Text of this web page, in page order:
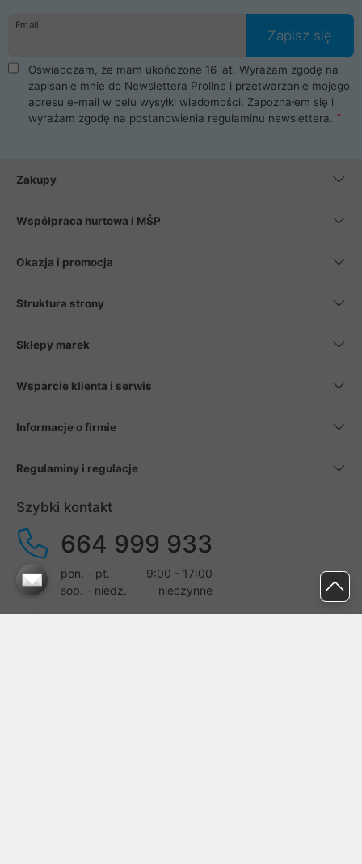
Email
Zapisz się
Oświadczam, że mam ukończone 16 lat. Wyrażam zgodę na
zapisanie mnie do Newslettera Proline i przetwarzanie mojego
adresu e-mail w celu wysyłki wiadomości. Zapoznałem się i
wyrażam zgodę na postanowienia regulaminu newslettera.
Zakupy
Współpraca hurtowa i MŚP
Okazja i promocja
Struktura strony
Sklepy marek
Wsparcie klienta i serwis
Informacje o firmie
Regulaminy i regulacje
Szybki kontakt
664 999 933
pon. - pt.
9:00 - 17:00
sob. - niedz.
nieczynne